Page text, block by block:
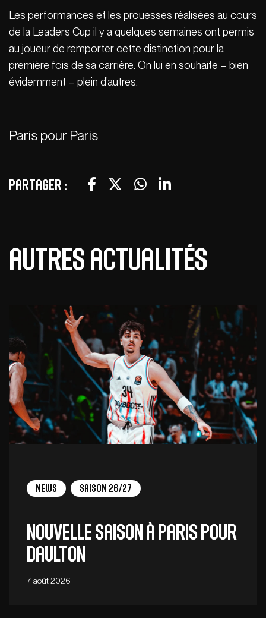
Les performances et les prouesses réalisées au cours
de la Leaders Cup il y a quelques semaines ont permis
au joueur de remporter cette distinction pour la
première fois de sa carrière. On lui en souhaite – bien
évidemment – plein d’autres.
Paris pour Paris
Partager :
Autres actualités
News Saison 26/27
Nouvelle saison à Paris pour
Daulton
7 août 2026